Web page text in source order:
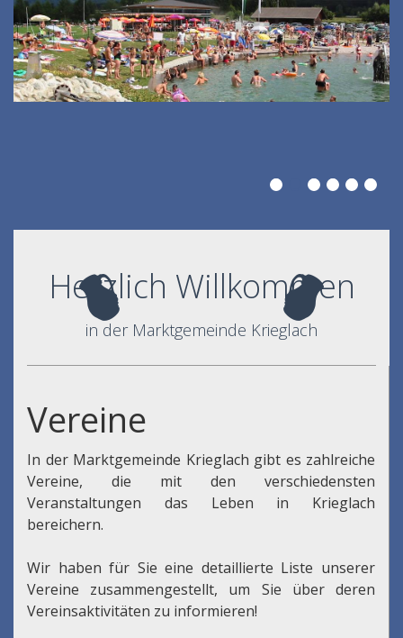
Herzlich Willkommen
in der Marktgemeinde Krieglach
Vereine
In der Marktgemeinde Krieglach gibt es zahlreiche
Vereine, die mit den verschiedensten
Veranstaltungen das Leben in Krieglach
bereichern.
Wir haben für Sie eine detaillierte Liste unserer
Vereine zusammengestellt, um Sie über deren
Vereinsaktivitäten zu informieren!